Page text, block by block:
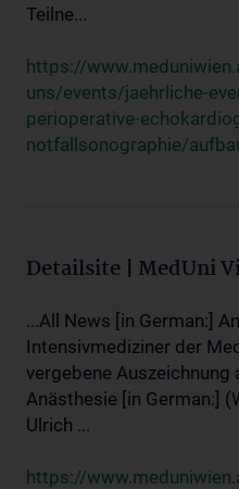
Teilne...
https://
uns/events/jaehrliche-
perioperative-
notfallsonographie/
Detailsite | MedUni
...All News [in German:]
Intensivmediziner der
vergebene Auszeichnung
Anästhesie [in German:]
Ulrich ...
https://